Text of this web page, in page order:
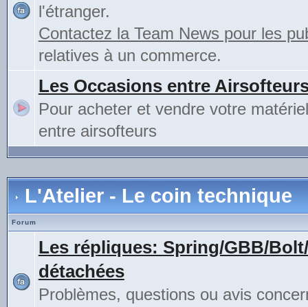
l'étranger.
Contactez la Team News pour les
relatives à un commerce.
Les Occasions entre
Pour acheter et vendre votre
entre airsofteurs
L'Atelier - Le coin technique
Forum
Les répliques: Spring/GBB/
détachées
Problèmes, questions ou avis